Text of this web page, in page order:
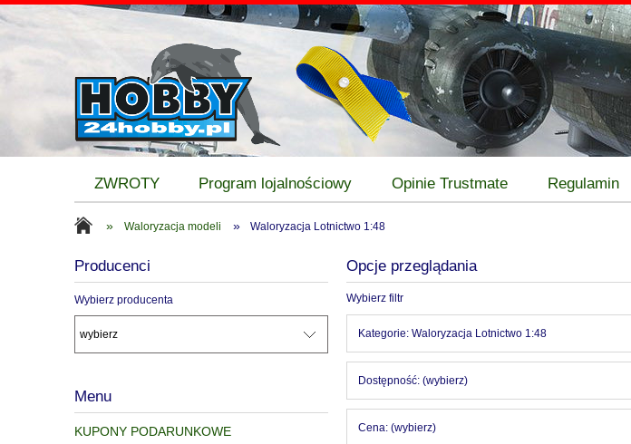
ZWROTY Program lojalnościowy Opinie Trustmate Regulamin
» Waloryzacja modeli » Waloryzacja Lotnictwo 1:48
Producenci
Wybierz producenta
Menu
KUPONY PODARUNKOWE
Opcje przeglądania
Wybierz filtr
Kategorie: Waloryzacja Lotnictwo 1:48
Dostępność: (wybierz)
Cena: (wybierz)